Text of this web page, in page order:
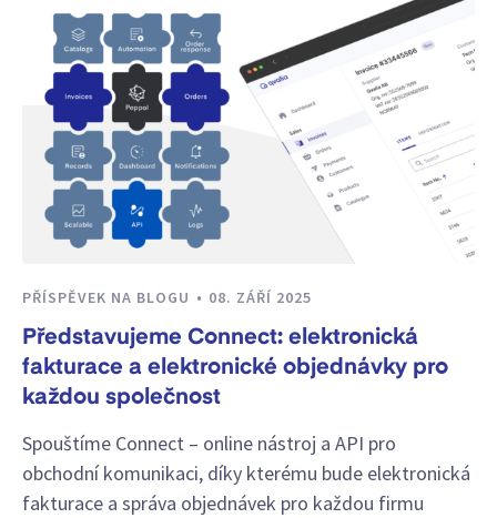
PŘÍSPĚVEK NA BLOGU 08. ZÁŘÍ 2025
Představujeme Connect: elektronická
fakturace a elektronické objednávky pro
každou společnost
Spouštíme Connect – online nástroj a API pro
obchodní komunikaci, díky kterému bude elektronická
fakturace a správa objednávek pro každou firmu